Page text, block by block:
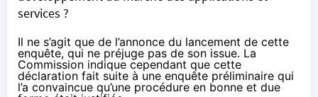
services ?
Il ne s’agit que de l’annonce du lancement de cette
enquête, qui ne préjuge pas de son issue. La
Commission indique cependant que cette
déclaration fait suite à une enquête préliminaire qui
l’a convaincue qu’une procédure en bonne et due